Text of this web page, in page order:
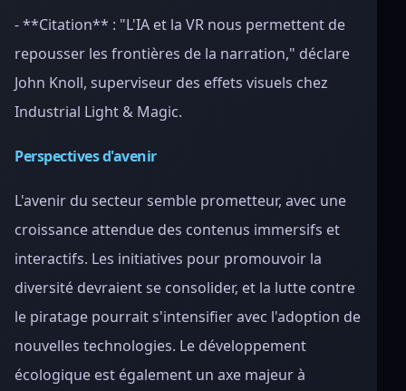
- **Citation** : "L'IA et la VR nous permettent de
repousser les frontières de la narration," déclare
John Knoll, superviseur des effets visuels chez
Industrial Light & Magic.
Perspectives d'avenir
L'avenir du secteur semble prometteur, avec une
croissance attendue des contenus immersifs et
interactifs. Les initiatives pour promouvoir la
diversité devraient se consolider, et la lutte contre
le piratage pourrait s'intensifier avec l'adoption de
nouvelles technologies. Le développement
écologique est également un axe majeur à